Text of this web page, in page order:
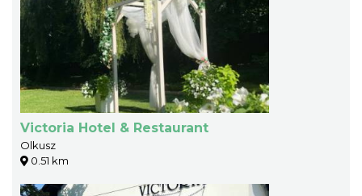
Victoria Hotel & Restaurant
Olkusz
0.51 km